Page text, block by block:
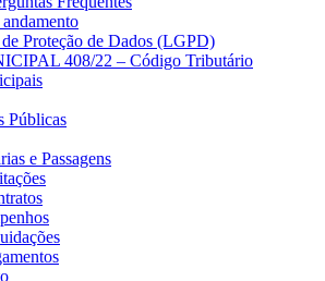
Proteção de Dados (LGPD)
408/22 – Código Tributário
Públicas
e Passagens